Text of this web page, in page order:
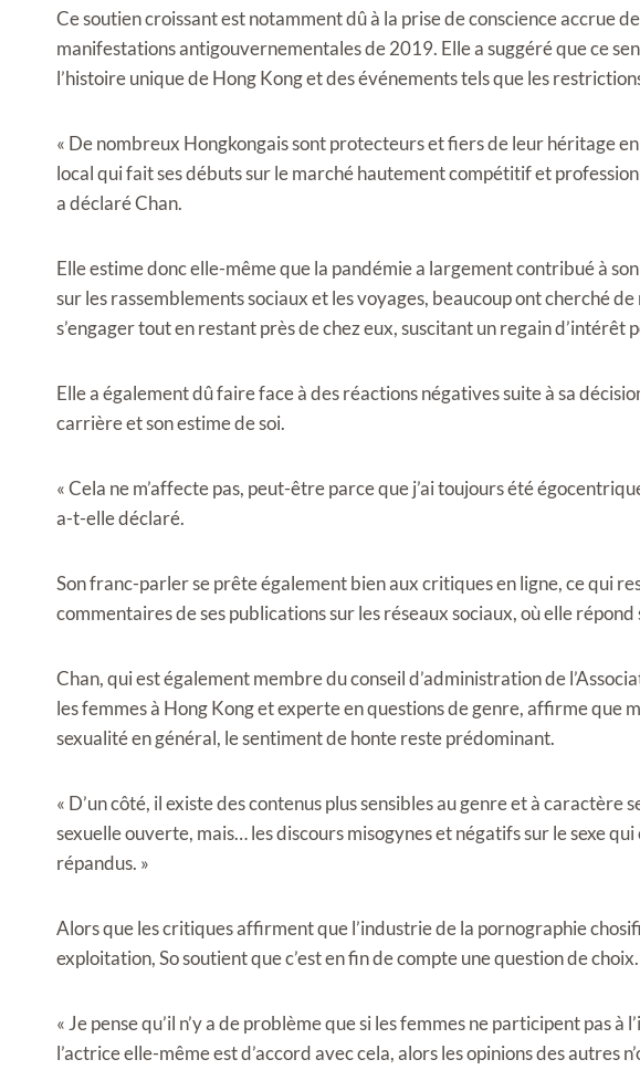
Ce soutien croissant est notamment dû à la prise de conscience accrue
manifestations antigouvernementales de 2019. Elle a suggéré que ce
l’histoire unique de Hong Kong et des événements tels que les
« De nombreux Hongkongais sont protecteurs et fiers de leur héritage
local qui fait ses débuts sur le marché hautement compétitif et
a déclaré Chan.
Elle estime donc elle-même que la pandémie a largement contribué à
sur les rassemblements sociaux et les voyages, beaucoup ont cherché
s’engager tout en restant près de chez eux, suscitant un regain d’intérêt
Elle a également dû faire face à des réactions négatives suite à sa
carrière et son estime de soi.
« Cela ne m’affecte pas, peut-être parce que j’ai toujours été
a-t-elle déclaré.
Son franc-parler se prête également bien aux critiques en ligne, ce qui
commentaires de ses publications sur les réseaux sociaux, où elle
Chan, qui est également membre du conseil d’administration de
les femmes à Hong Kong et experte en questions de genre, affirme que
sexualité en général, le sentiment de honte reste prédominant.
« D’un côté, il existe des contenus plus sensibles au genre et à
sexuelle ouverte, mais… les discours misogynes et négatifs sur le sexe
répandus. »
Alors que les critiques affirment que l’industrie de la pornographie
exploitation, So soutient que c’est en fin de compte une question de choix.
« Je pense qu’il n’y a de problème que si les femmes ne participent pas à
l’actrice elle-même est d’accord avec cela, alors les opinions des autres